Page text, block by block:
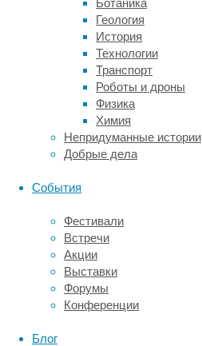
Ботаника
Геология
История
Технологии
Транспорт
Роботы и дроны
Физика
Химия
Непридуманные истории
Добрые дела
События
Фестивали
Встречи
Акции
Выставки
Форумы
Конференции
Блог
жесткие,
прочность
на
сжатие
уступает
человеческой
кости
кортикальным
слоем.
эластичности
их
склонными
к
растрескиванию,
и
они